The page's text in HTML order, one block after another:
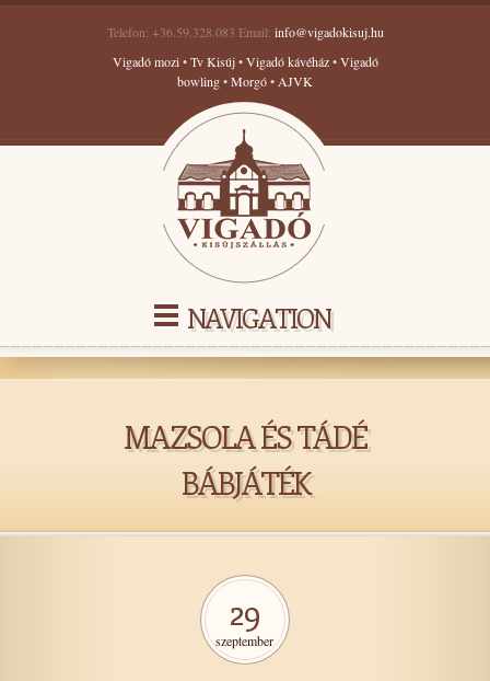
Telefon: +36.59.328.083 Email: info@vigadokisuj.hu
Vigadó mozi•Tv Kisúj•Vigadó kávéház•Vigadó
bowling•Morgó• AJVK
NAVIGATION
MAZSOLA ÉS TÁDÉ
BÁBJÁTÉK
29
szeptember